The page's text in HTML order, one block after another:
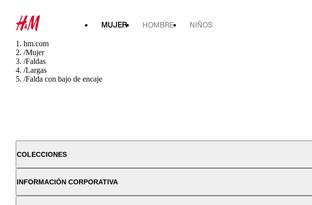
MUJER HOMBRE NIÑOS
hm.com
/Mujer
/Faldas
/Largas
/Falda con bajo de encaje
COLECCIONES
INFORMACIÓN CORPORATIVA